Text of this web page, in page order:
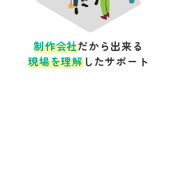
制作会社だから出来る
現場を理解したサポート